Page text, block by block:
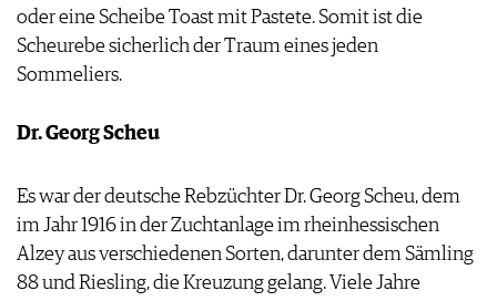
oder eine Scheibe Toast mit Pastete. Somit ist die
Scheurebe sicherlich der Traum eines jeden
Sommeliers.
Dr. Georg Scheu
Es war der deutsche Rebzüchter Dr. Georg Scheu, dem
im Jahr 1916 in der Zuchtanlage im rheinhessischen
Alzey aus verschiedenen Sorten, darunter dem Sämling
88 und Riesling, die Kreuzung gelang. Viele Jahre